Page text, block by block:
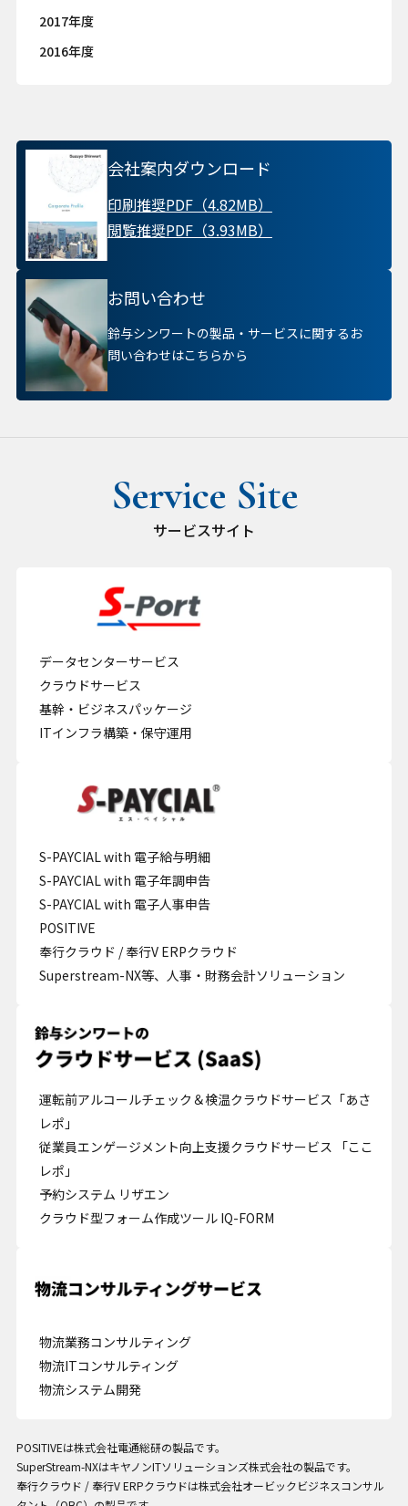
2017年度
2016年度
会社案内ダウンロード
印刷推奨PDF（4.82MB）
閲覧推奨PDF（3.93MB）
お問い合わせ
鈴与シンワートの製品・サービスに関するお
問い合わせはこちらから
サービスサイト
データセンターサービス
クラウドサービス
基幹・ビジネスパッケージ
ITインフラ構築・保守運用
S-PAYCIAL with 電子給与明細
S-PAYCIAL with 電子年調申告
S-PAYCIAL with 電子人事申告
POSITIVE
奉行クラウド / 奉行V ERPクラウド
Superstream-NX等、人事・財務会計ソリューション
運転前アルコールチェック＆検温クラウドサービス「あさ
レポ」
従業員エンゲージメント向上支援クラウドサービス 「ここ
レポ」
予約システム リザエン
クラウド型フォーム作成ツール IQ-FORM
物流業務コンサルティング
物流ITコンサルティング
物流システム開発
POSITIVEは株式会社電通総研の製品です。
SuperStream-NXはキヤノンITソリューションズ株式会社の製品です。
奉行クラウド / 奉行V ERPクラウドは株式会社オービックビジネスコンサル
Cookie の確認と管理
プライバシー情報
プライバシー情報
お客様が当サイトを訪れると、ブラウザに情報が保存される、またはブラウ
ザに保存された情報が取得されることがあります。情報の主な保存先は
せる目的を中心に使われます。個人を直接特定できる情報が保存されること
は通常ありませんが、Web サイトのパーソナライズに使われることはあり
ます。鈴与シンワートではプライバシーの権利を尊重しており、一部の
Cookie については有効化を拒否できるよう配慮しています。各カテゴリを